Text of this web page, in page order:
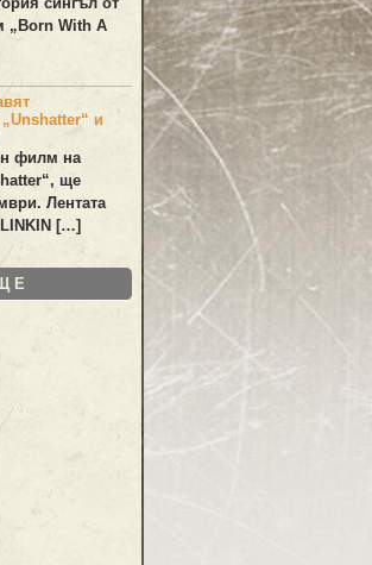
„Born With A
и
филм на
, ще
Лентата
[…]